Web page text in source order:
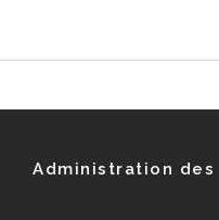
Administration